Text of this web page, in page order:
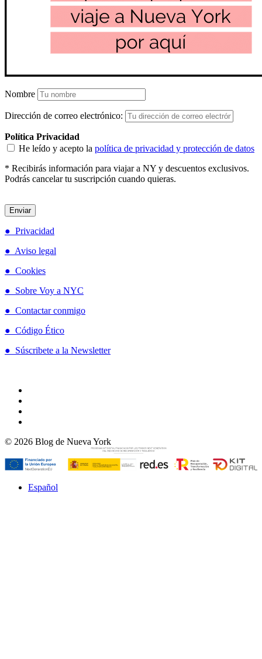
Nombre
Dirección de correo electrónico:
Política Privacidad
He leído y acepto la política de privacidad y protección de datos
* Recibirás información para viajar a NY y descuentos exclusivos.
Podrás cancelar tu suscripción cuando quieras.
● Privacidad
● Aviso legal
● Cookies
● Sobre Voy a NYC
● Contactar conmigo
● Código Ético
● Súscribete a la Newsletter
© 2026 Blog de Nueva York
Español